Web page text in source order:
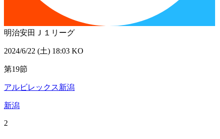
明治安田Ｊ１リーグ
2024/6/22 (土) 18:03 KO
第19節
アルビレックス新潟
新潟
2